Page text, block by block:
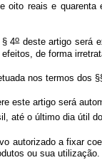
oito reais e
4odeste artigo será
de forma
nos termos dos
este artigo será
até o último dia útil
autorizado a fixar
ou sua utilização.